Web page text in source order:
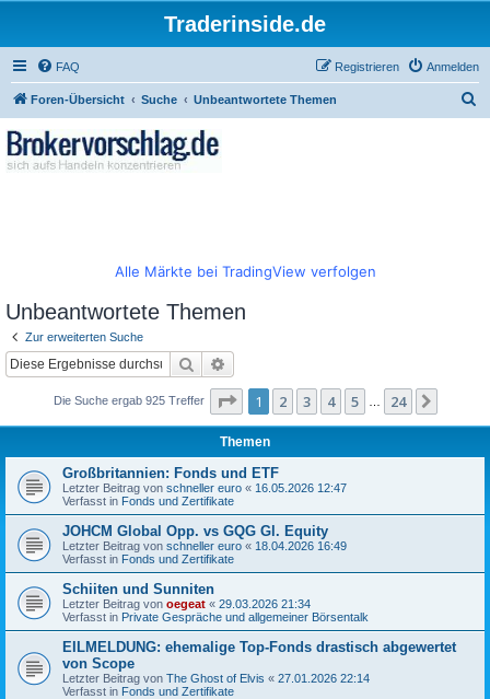
Traderinside.de
FAQ Anmelden
Registrieren
Foren-Übersicht Suche Unbeantwortete Themen
Alle Märkte bei TradingView verfolgen
Unbeantwortete Themen
Zur erweiterten Suche
Suche
Die Suche ergab 925 Treffer Seite 1von 24
1 2 3 4 5 24
Themen
Großbritannien: Fonds und ETF
Letzter Beitrag von schneller euro « 16.05.2026 12:47
Verfasst in Fonds und Zertifikate
JOHCM Global Opp. vs GQG Gl. Equity
Letzter Beitrag von schneller euro « 18.04.2026 16:49
Verfasst in Fonds und Zertifikate
Schiiten und Sunniten
Letzter Beitrag von oegeat « 29.03.2026 21:34
Verfasst in Private Gespräche und allgemeiner Börsentalk
EILMELDUNG: ehemalige Top-Fonds drastisch abgewertet
von Scope
Letzter Beitrag von The Ghost of Elvis « 27.01.2026 22:14
Verfasst in Fonds und Zertifikate